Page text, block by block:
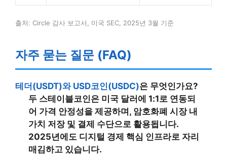
출처: Circle 감사 보고서, 미국 SEC, 2025년 3월 기준
자주 묻는 질문 (FAQ)
테더(USDT)와 USD코인(USDC)은 무엇인가요?
두 스테이블코인은 미국 달러에 1:1로 연동되
어 가격 안정성을 제공하며, 암호화폐 시장 내
가치 저장 및 결제 수단으로 활용됩니다.
2025년에도 디지털 경제 핵심 인프라로 자리
매김하고 있습니다.